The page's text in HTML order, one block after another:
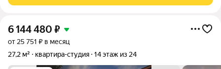
6 144 480 ₽
от 25 751 ₽ в месяц
27,2 м²
квартира-студия 14 этаж из 24